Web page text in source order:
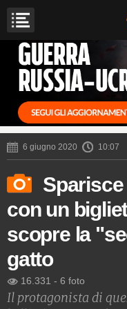
6 giugno 2020 10:07
con un
scopre la
gatto
16.331 - 6 foto
Il protagonista di